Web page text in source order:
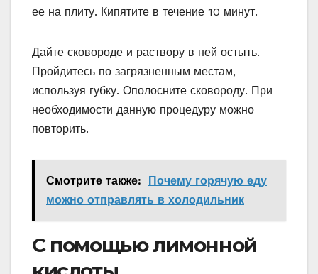
ее на плиту. Кипятите в течение 10 минут.
Дайте сковороде и раствору в ней остыть.
Пройдитесь по загрязненным местам,
используя губку. Ополосните сковороду. При
необходимости данную процедуру можно
повторить.
Смотрите также:
Почему горячую еду
можно отправлять в холодильник
С помощью лимонной